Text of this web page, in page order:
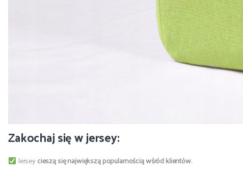
Zakochaj się w jersey:
Jerseycieszą się największą popularnością wśród klientów.